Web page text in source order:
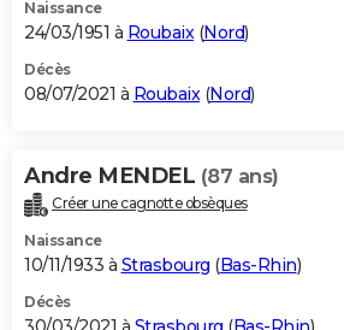
Naissance
24/03/1951 à Roubaix(Nord)
Décès
08/07/2021 à Roubaix(Nord)
Andre MENDEL (87 ans)
Créer une cagnotte obsèques
Naissance
10/11/1933 à Strasbourg (Bas-Rhin)
Décès